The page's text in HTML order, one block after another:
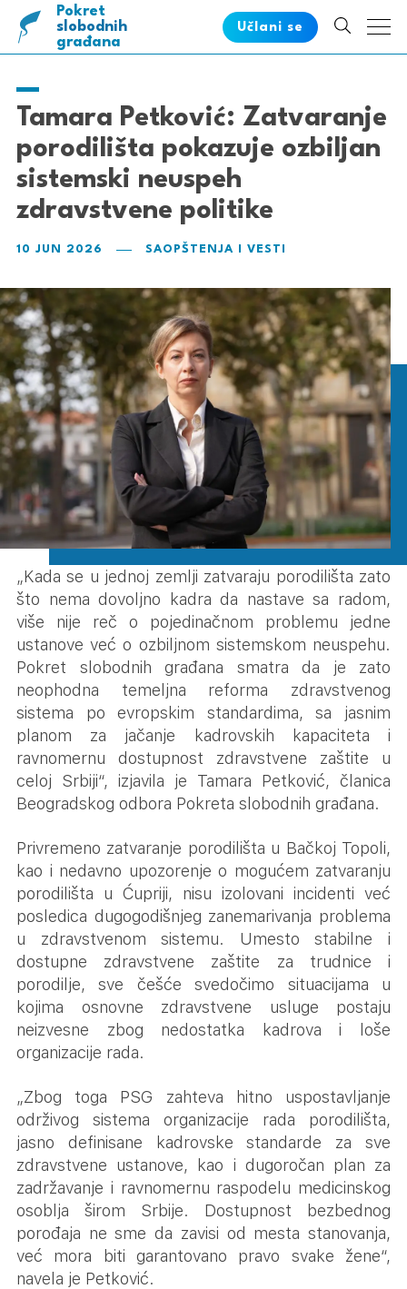
Pokret
pametnih
slobodnih
građana
Učlani se
Tamara Petković: Zatvaranje
porodilišta pokazuje ozbiljan
sistemski neuspeh
zdravstvene politike
10 JUN 2026 SAOPŠTENJA I VESTI
„Kada se u jednoj zemlji zatvaraju porodilišta zato
što nema dovoljno kadra da nastave sa radom,
više nije reč o pojedinačnom problemu jedne
ustanove već o ozbiljnom sistemskom neuspehu.
Pokret slobodnih građana smatra da je zato
neophodna temeljna reforma zdravstvenog
sistema po evropskim standardima, sa jasnim
planom za jačanje kadrovskih kapaciteta i
ravnomernu dostupnost zdravstvene zaštite u
celoj Srbiji“, izjavila je Tamara Petković, članica
Beogradskog odbora Pokreta slobodnih građana.
Privremeno zatvaranje porodilišta u Bačkoj Topoli,
kao i nedavno upozorenje o mogućem zatvaranju
porodilišta u Ćupriji, nisu izolovani incidenti već
posledica dugogodišnjeg zanemarivanja problema
u zdravstvenom sistemu. Umesto stabilne i
dostupne zdravstvene zaštite za trudnice i
porodilje, sve češće svedočimo situacijama u
kojima osnovne zdravstvene usluge postaju
neizvesne zbog nedostatka kadrova i loše
organizacije rada.
„Zbog toga PSG zahteva hitno uspostavljanje
održivog sistema organizacije rada porodilišta,
jasno definisane kadrovske standarde za sve
zdravstvene ustanove, kao i dugoročan plan za
zadržavanje i ravnomernu raspodelu medicinskog
osoblja širom Srbije. Dostupnost bezbednog
porođaja ne sme da zavisi od mesta stanovanja,
već mora biti garantovano pravo svake žene“,
navela je Petković.